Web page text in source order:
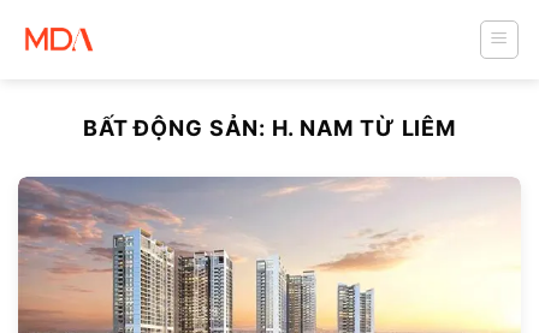
BẤT ĐỘNG SẢN: H. NAM TỪ LIÊM